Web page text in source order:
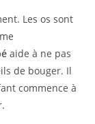
Les os sont
aide à ne pas
de bouger. Il
commence à